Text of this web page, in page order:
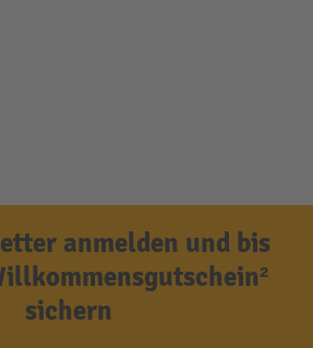
anmelden und bis
sichern